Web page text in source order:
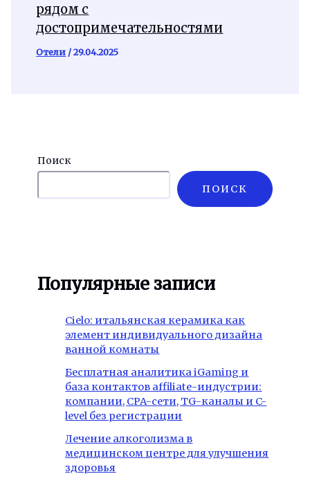
рядом с
достопримечательностями
Отели /29.04.2025
Поиск
ПОИСК
Популярные записи
Cielo: итальянская керамика как
элемент индивидуального дизайна
ванной комнаты
Бесплатная аналитика iGaming и
база контактов affiliate-индустрии:
компании, CPA-сети, TG-каналы и C-
level без регистрации
Лечение алкоголизма в
медицинском центре для улучшения
здоровья